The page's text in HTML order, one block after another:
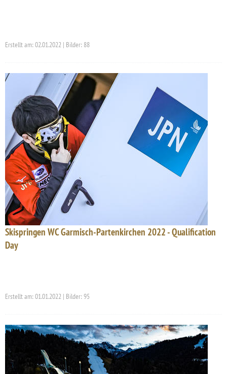
Erstellt am: 02.01.2022 | Bilder: 88
Skispringen WC Garmisch-Partenkirchen 2022 - Qualification
Day
Erstellt am: 01.01.2022 | Bilder: 95